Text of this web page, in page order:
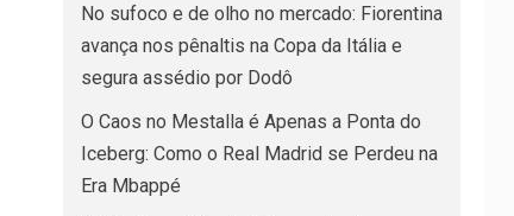
No sufoco e de olho no mercado: Fiorentina
avança nos pênaltis na Copa da Itália e
segura assédio por Dodô
O Caos no Mestalla é Apenas a Ponta do
Iceberg: Como o Real Madrid se Perdeu na
Era Mbappé